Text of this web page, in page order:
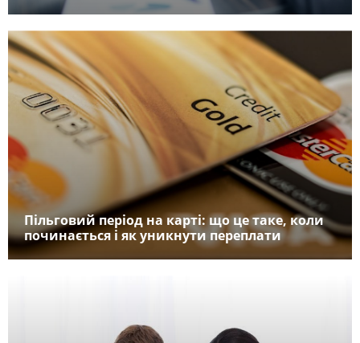
Пільговий період на карті: що це таке, коли
починається і як уникнути переплати